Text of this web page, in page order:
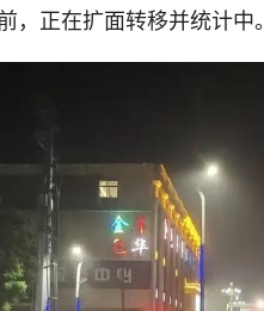
，正在扩面转移并统计中。